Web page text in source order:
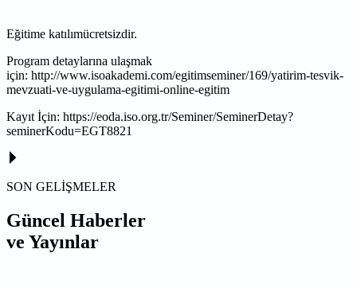
Eğitime katılımücretsizdir.
Program detaylarına ulaşmak
için: http://www.isoakademi.com/egitimseminer/169/yatirim-tesvik-
mevzuati-ve-uygulama-egitimi-online-egitim
Kayıt İçin: https://eoda.iso.org.tr/Seminer/SeminerDetay?
seminerKodu=EGT8821
SON GELİŞMELER
Güncel Haberler
ve Yayınlar